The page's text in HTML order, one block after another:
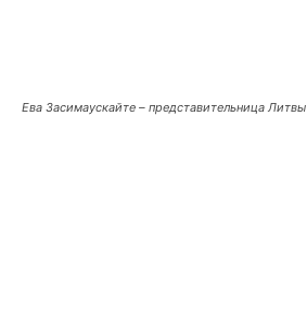
Ева Засимаускайте – представительница Литвы